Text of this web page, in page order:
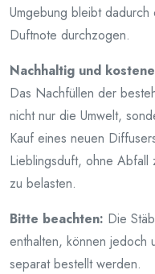
Umgebung bleibt
Duftnote durchzogen.
Nachhaltig und
Das Nachfüllen der
nicht nur die Umwelt,
Kauf eines neuen
Lieblingsduft, ohne
zu belasten.
Bitte beachten: Die
enthalten, können jedoch
separat bestellt werden.